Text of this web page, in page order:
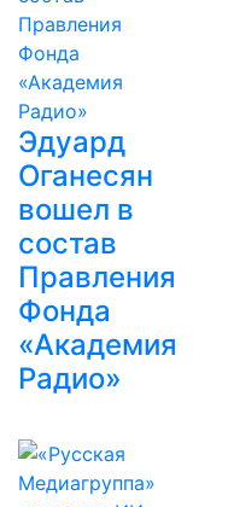
Эдуард
Оганесян
вошел в
состав
Правления
Фонда
«Академия
Радио»